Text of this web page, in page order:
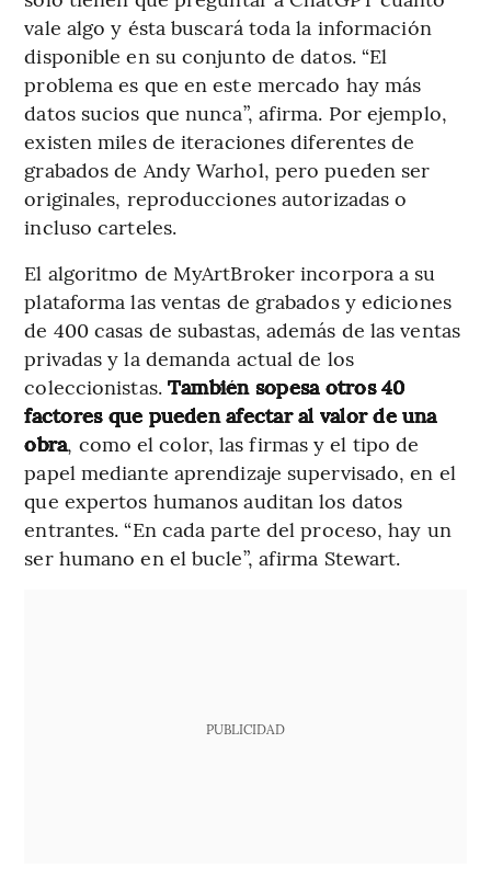
vale algo y ésta buscará toda la información
disponible en su conjunto de datos. “El
problema es que en este mercado hay más
datos sucios que nunca”, afirma. Por ejemplo,
existen miles de iteraciones diferentes de
grabados de Andy Warhol, pero pueden ser
originales, reproducciones autorizadas o
incluso carteles.
El algoritmo de MyArtBroker incorpora a su
plataforma las ventas de grabados y ediciones
de 400 casas de subastas, además de las ventas
privadas y la demanda actual de los
coleccionistas. También sopesa otros 40
factores que pueden afectar al valor de una
obra, como el color, las firmas y el tipo de
papel mediante aprendizaje supervisado, en el
que expertos humanos auditan los datos
entrantes. “En cada parte del proceso, hay un
ser humano en el bucle”, afirma Stewart.
PUBLICIDAD